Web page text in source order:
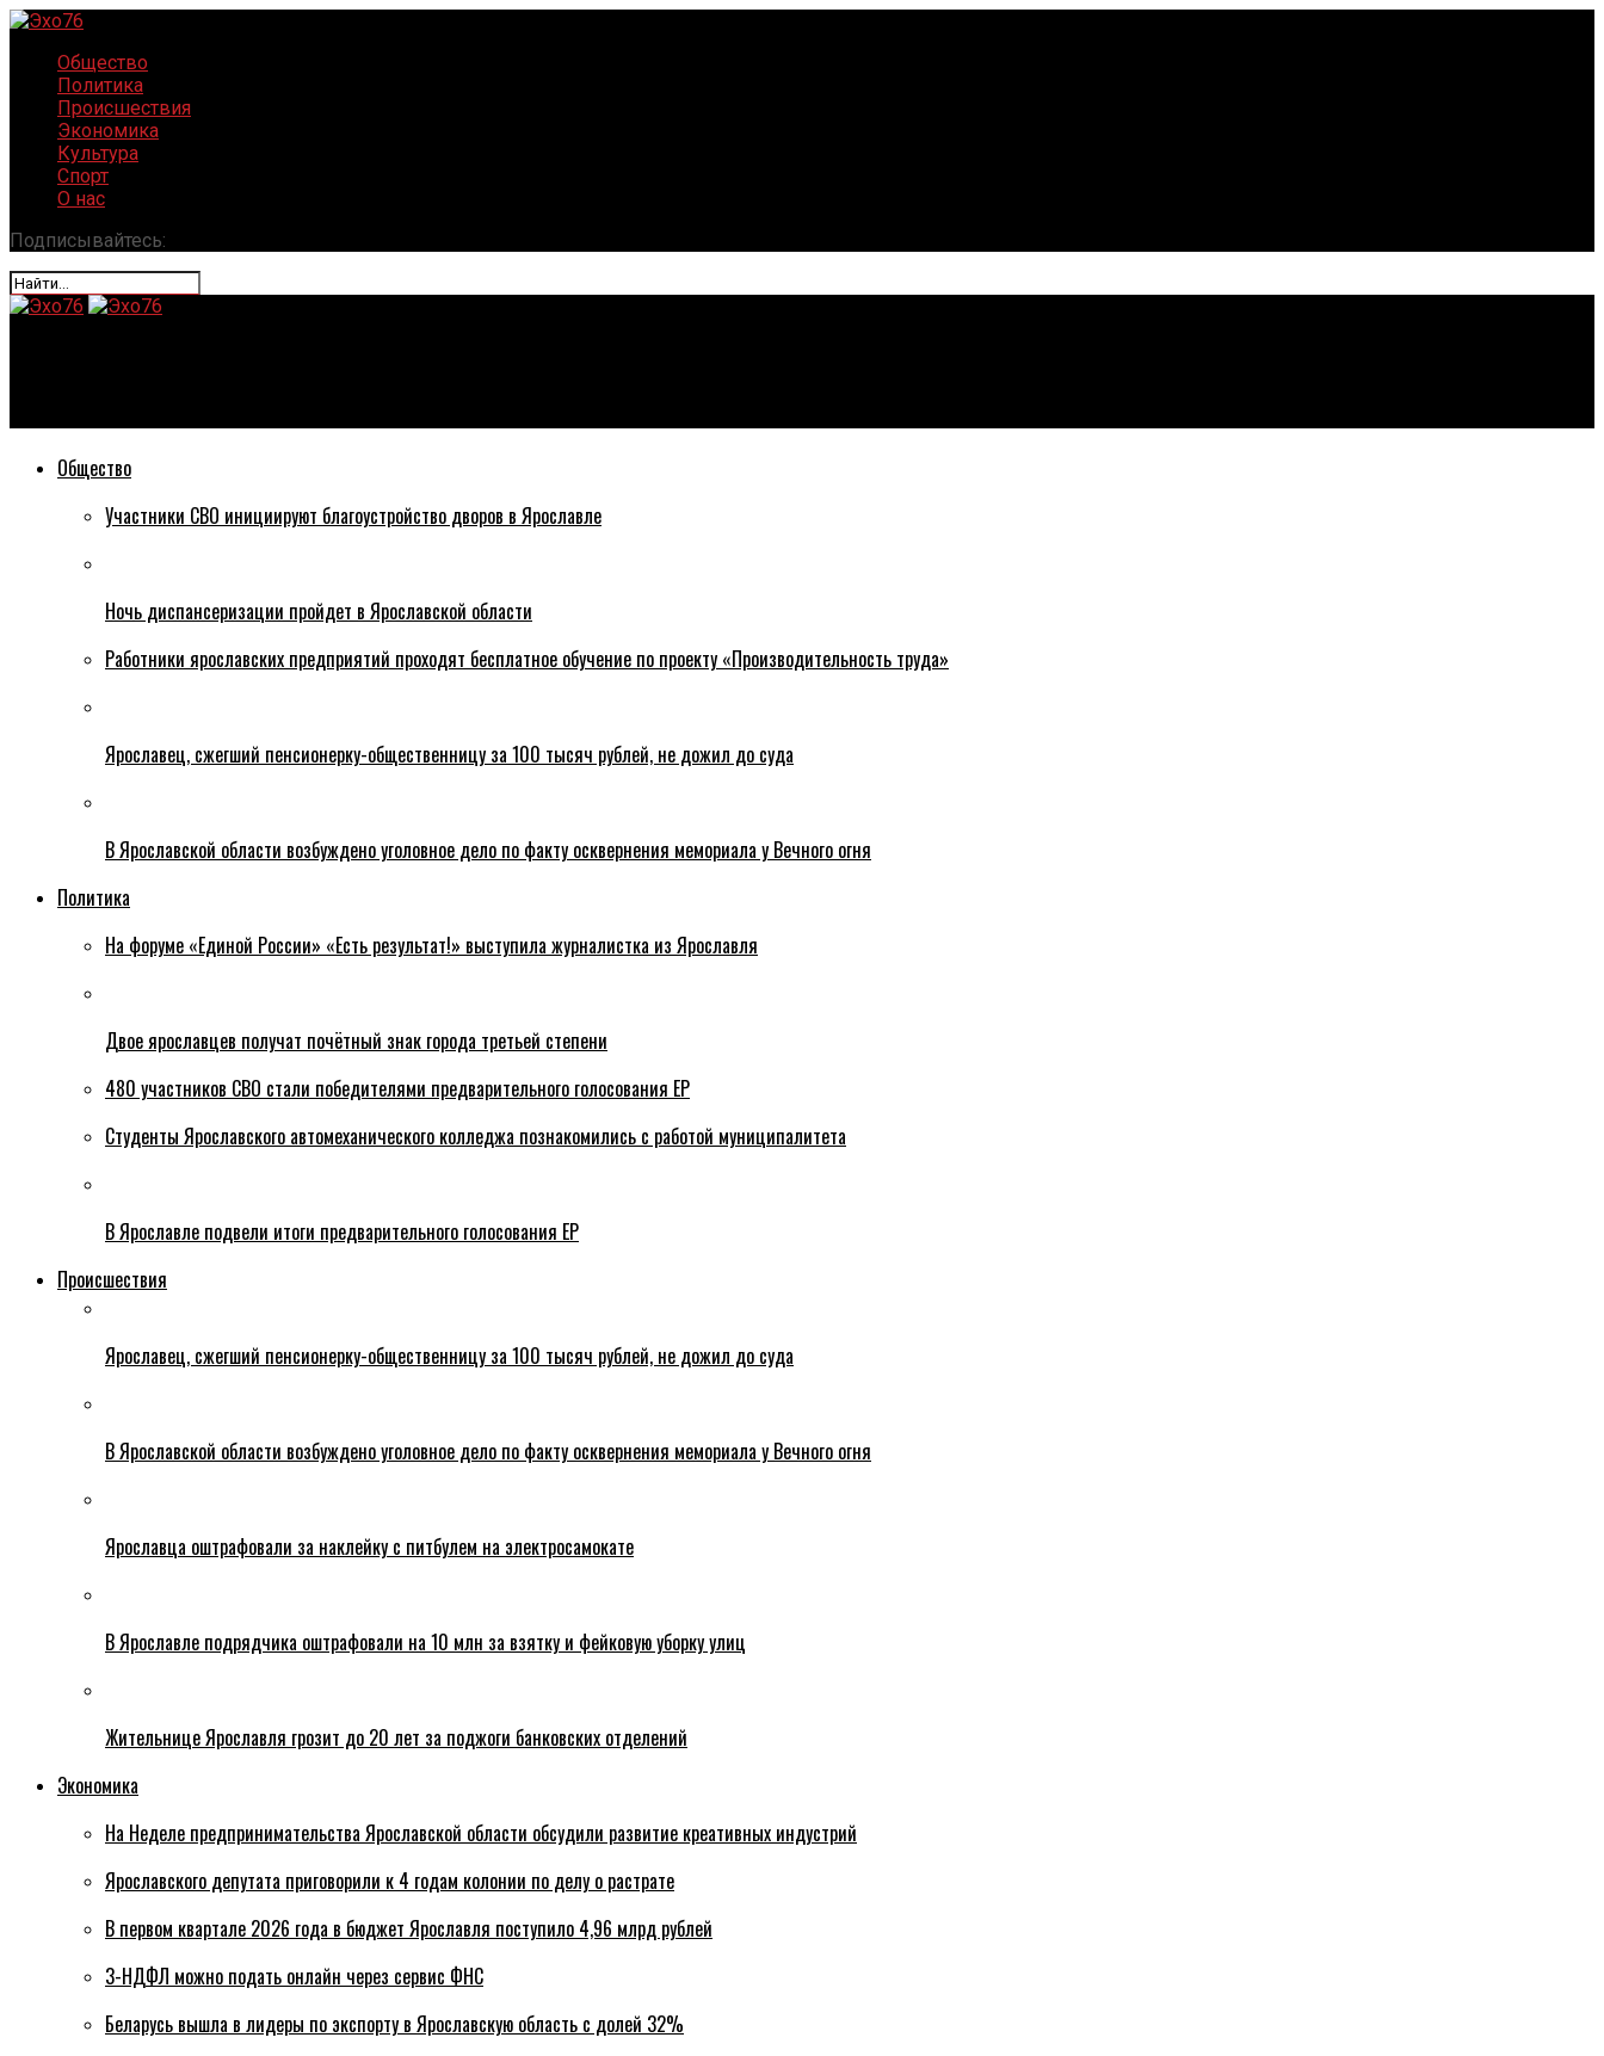
Общество
Политика
Происшествия
Экономика
Культура
Спорт
О нас
Подписывайтесь:
Общество
Участники СВО инициируют благоустройство дворов в Ярославле
Ночь диспансеризации пройдет в Ярославской области
Работники ярославских предприятий проходят бесплатное обучение по проекту «Производительность труда»
Ярославец, сжегший пенсионерку-общественницу за 100 тысяч рублей, не дожил до суда
В Ярославской области возбуждено уголовное дело по факту осквернения мемориала у Вечного огня
Политика
На форуме «Единой России» «Есть результат!» выступила журналистка из Ярославля
Двое ярославцев получат почётный знак города третьей степени
480 участников СВО стали победителями предварительного голосования ЕР
Студенты Ярославского автомеханического колледжа познакомились с работой муниципалитета
В Ярославле подвели итоги предварительного голосования ЕР
Происшествия
Ярославец, сжегший пенсионерку-общественницу за 100 тысяч рублей, не дожил до суда
В Ярославской области возбуждено уголовное дело по факту осквернения мемориала у Вечного огня
Ярославца оштрафовали за наклейку с питбулем на электросамокате
В Ярославле подрядчика оштрафовали на 10 млн за взятку и фейковую уборку улиц
Жительнице Ярославля грозит до 20 лет за поджоги банковских отделений
Экономика
На Неделе предпринимательства Ярославской области обсудили развитие креативных индустрий
Ярославского депутата приговорили к 4 годам колонии по делу о растрате
В первом квартале 2026 года в бюджет Ярославля поступило 4,96 млрд рублей
3-НДФЛ можно подать онлайн через сервис ФНС
Беларусь вышла в лидеры по экспорту в Ярославскую область с долей 32%